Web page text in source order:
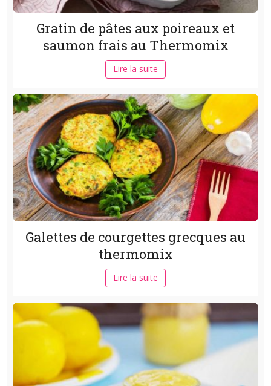
Gratin de pâtes aux poireaux et
saumon frais au Thermomix
Lire la suite
Galettes de courgettes grecques au
thermomix
Lire la suite